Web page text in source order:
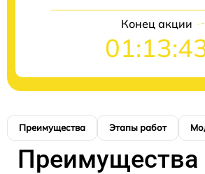
Конец акции
Преимущества Этапы работ
Преимущества